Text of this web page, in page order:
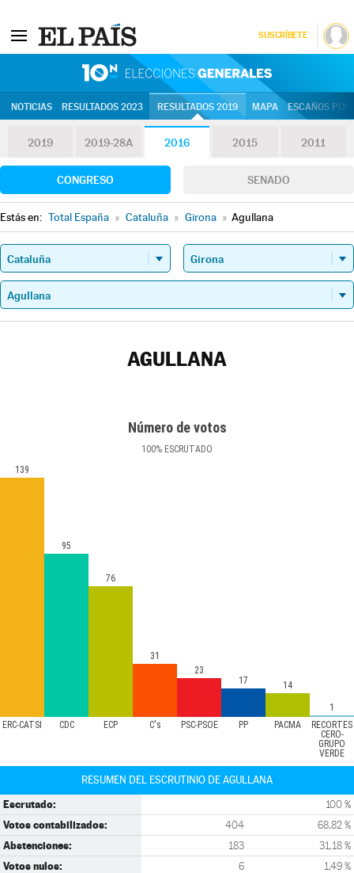
SUSCRÍBETE
NOTICIAS RESULTADOS 2023 RESULTADOS 2019 MAPA ESCAÑOS
2019 2019-28A 2016 2015 2011
CONGRESO SENADO
Estás en: Total España » Cataluña » Girona » Agullana
AGULLANA
Número de votos
100% ESCRUTADO
ERC-CATSÍ CDC ECP C's PSC-PSOE PP PACMA
RECORTES
CERO-
GRUPO
VERDE
139
95
76
31
23
17
14
1
RESUMEN DEL ESCRUTINIO DE AGULLANA
Escrutado: 100 %
Votos contabilizados: 404 68,82 %
Abstenciones: 183 31,18 %
Votos nulos: 6 1,49 %